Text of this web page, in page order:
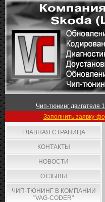
Чип-тюнинг двигателя
Заполнить заявку-
ГЛАВНАЯ СТРАНИЦА
КОНТАКТЫ
НОВОСТИ
ОТЗЫВЫ
ЧИП-ТЮНИНГ В КОМПАНИИ
"VAG-CODER"